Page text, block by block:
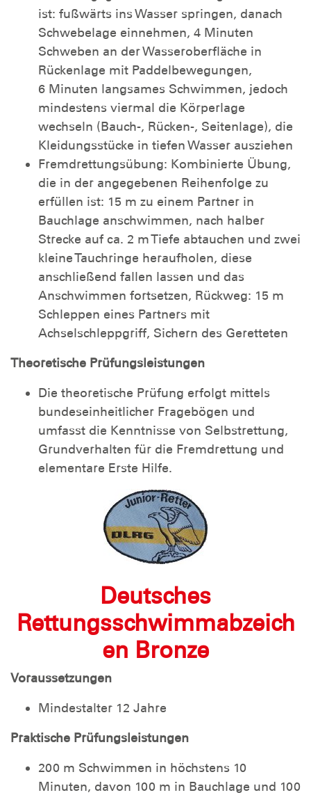
ist: fußwärts ins Wasser springen, danach
Schwebelage einnehmen, 4 Minuten
Schweben an der Wasseroberfläche in
Rückenlage mit Paddelbewegungen,
6 Minuten langsames Schwimmen, jedoch
mindestens viermal die Körperlage
wechseln (Bauch-, Rücken-, Seitenlage), die
Kleidungsstücke in tiefen Wasser ausziehen
Fremdrettungsübung: Kombinierte Übung,
die in der angegebenen Reihenfolge zu
erfüllen ist: 15 m zu einem Partner in
Bauchlage anschwimmen, nach halber
Strecke auf ca. 2 m Tiefe abtauchen und zwei
kleine Tauchringe heraufholen, diese
anschließend fallen lassen und das
Anschwimmen fortsetzen, Rückweg: 15 m
Schleppen eines Partners mit
Achselschleppgriff, Sichern des Geretteten
Theoretische Prüfungsleistungen
Die theoretische Prüfung erfolgt mittels
bundeseinheitlicher Fragebögen und
umfasst die Kenntnisse von Selbstrettung,
Grundverhalten für die Fremdrettung und
elementare Erste Hilfe.
Deutsches
Rettungsschwimmabzeich
en Bronze
Voraussetzungen
Mindestalter 12 Jahre
Praktische Prüfungsleistungen
200 m Schwimmen in höchstens 10
Minuten, davon 100 m in Bauchlage und 100